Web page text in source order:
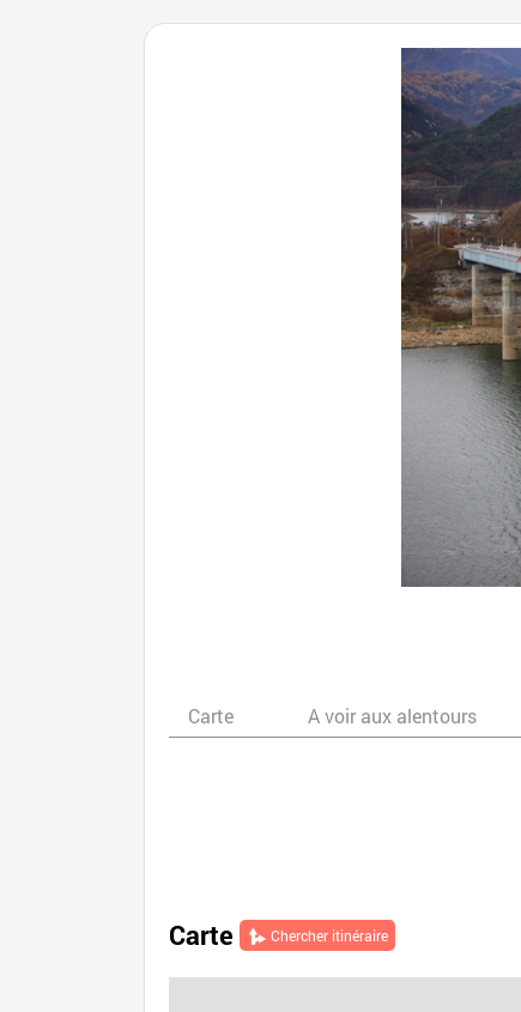
Carte A voir aux alentours
Carte Chercher itinéraire